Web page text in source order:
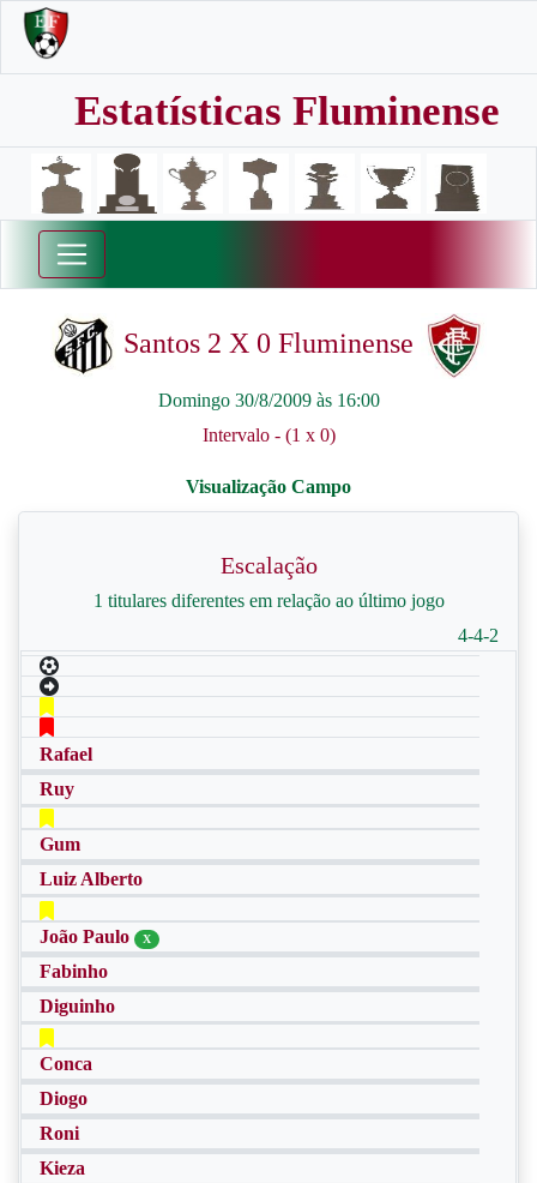
Estatísticas Fluminense
Santos 2 X 0 Fluminense
Domingo 30/8/2009 às 16:00
Intervalo - (1 x 0)
Escalação
1 titulares diferentes em relação ao último jogo
4-4-2
Rafael
Ruy
Gum
Luiz Alberto
João Paulo X
Fabinho
Diguinho
Conca
Diogo
Roni
Kieza